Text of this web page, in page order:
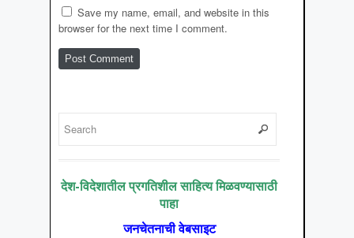
Save my name, email, and website in this
browser for the next time I comment.
देश-विदेशातील प्रगतिशील साहित्य मिळवण्यासाठी
पाहा
जनचेतनाची वेबसाइट